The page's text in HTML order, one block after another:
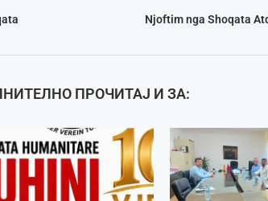
Njoftim nga Shoqata
ПРОЧИТАЈ И ЗА: